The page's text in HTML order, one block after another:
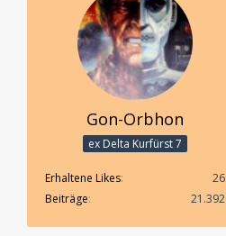
Gon-Orbhon
ex Delta Kurfürst 7
Erhaltene Likes
26
Beiträge
21.392